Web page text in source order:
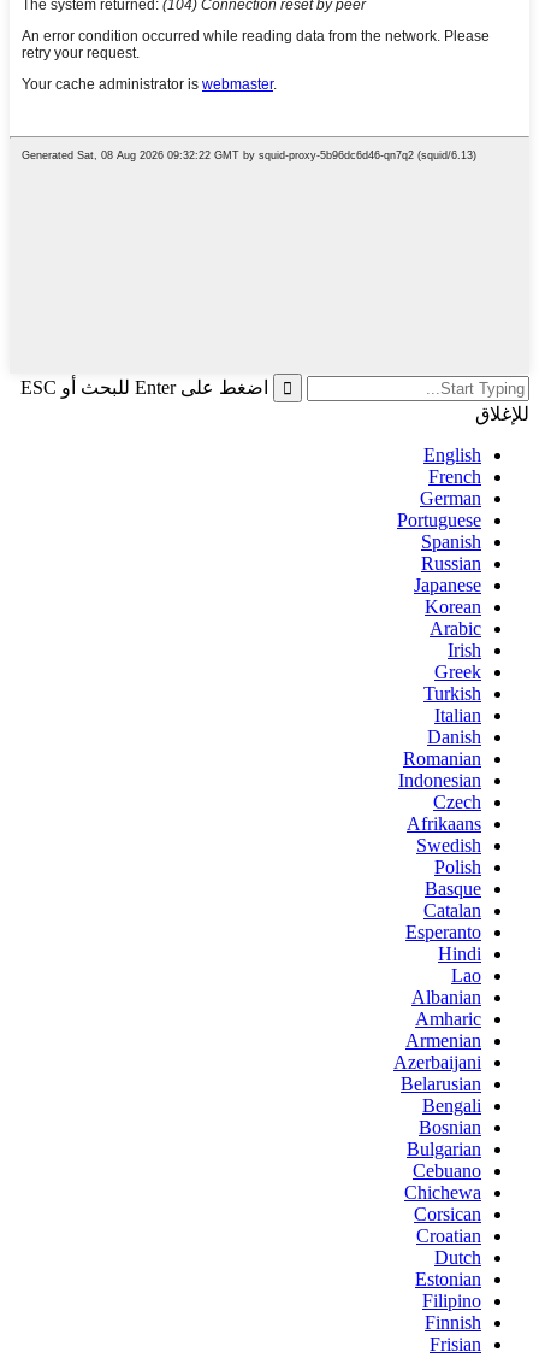
اضغط على Enter للبحث أو ESC
للإغلاق
English
French
German
Portuguese
Spanish
Russian
Japanese
Korean
Arabic
Irish
Greek
Turkish
Italian
Danish
Romanian
Indonesian
Czech
Afrikaans
Swedish
Polish
Basque
Catalan
Esperanto
Hindi
Lao
Albanian
Amharic
Armenian
Azerbaijani
Belarusian
Bengali
Bosnian
Bulgarian
Cebuano
Chichewa
Corsican
Croatian
Dutch
Estonian
Filipino
Finnish
Frisian